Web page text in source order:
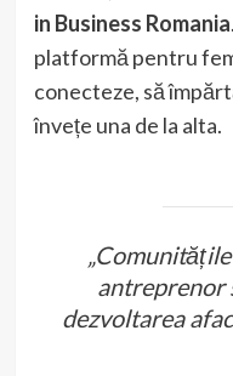
in Business Romania
platformă pentru
conecteze, să
învețe una de la alta.
antreprenor
dezvoltarea